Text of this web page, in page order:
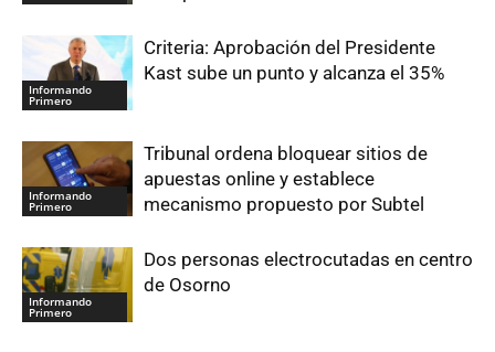
Informando
Primero
Criteria: Aprobación del Presidente
Kast sube un punto y alcanza el 35%
Informando
Primero
Tribunal ordena bloquear sitios de
apuestas online y establece
mecanismo propuesto por Subtel
Informando
Primero
Dos personas electrocutadas en centro
de Osorno